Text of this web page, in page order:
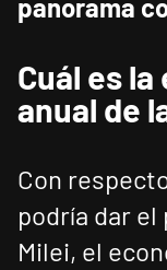
panorama
Cuál es
anual de
Con
podría dar
Milei, el